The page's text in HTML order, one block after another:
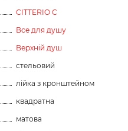
CITTERIO C
Все для душу
Верхній душ
стельовий
лійка з кронштейном
квадратна
матова